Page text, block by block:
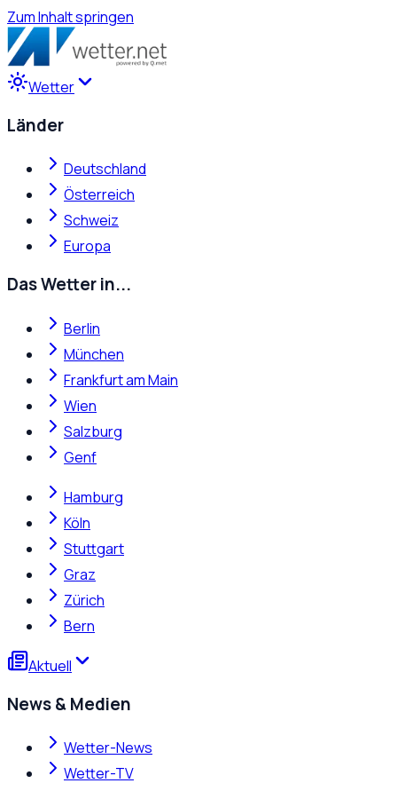
Zum Inhalt springen
Wetter
Länder
Deutschland
Österreich
Schweiz
Europa
Das Wetter in...
Berlin
München
Frankfurt am Main
Wien
Salzburg
Genf
Hamburg
Köln
Stuttgart
Graz
Zürich
Bern
Aktuell
News & Medien
Wetter-News
Wetter-TV